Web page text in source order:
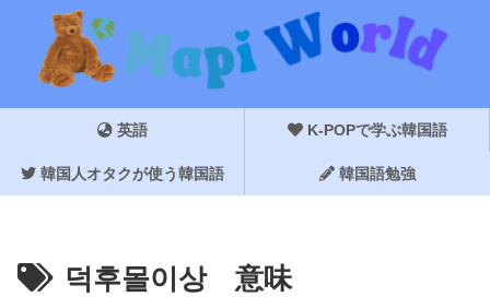
英語 K-POPで学ぶ韓国語
韓国人オタクが使う韓国語 韓国語勉強
덕후몰이상 意味